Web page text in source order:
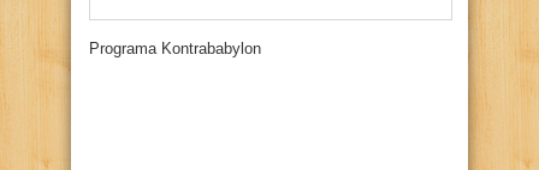
Programa Kontrababylon